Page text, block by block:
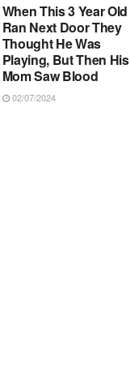
When This 3 Year Old
Ran Next Door They
Thought He Was
Playing, But Then His
Mom Saw Blood
02/07/2024